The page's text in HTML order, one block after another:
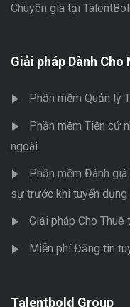
Chuyên gia tại
Giải pháp Dành Cho
Phần mềm Quản lý
Phần mềm Tiến cử
ngoài
Phần mềm Đánh
sự trước khi tuyển dụng
Giải pháp Cho Thuê
Miễn phí Đăng tin
Talentbold Group